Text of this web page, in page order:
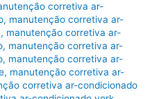
corretiva ar-
, manutenção corretiva ar-
, manutenção corretiva ar-
, manutenção corretiva ar-
, manutenção corretiva ar-
, manutenção corretiva ar-
corretiva ar-condicionado